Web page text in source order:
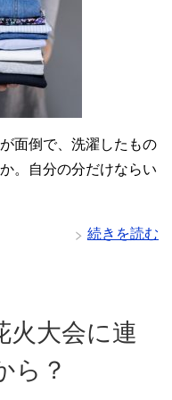
面倒で、洗濯したもの
。自分の分だけならい
続きを読む
火大会に連
ら？